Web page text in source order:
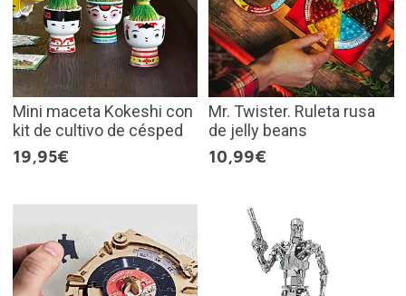
Mini maceta Kokeshi con
kit de cultivo de césped
19,95€
Mr. Twister. Ruleta rusa
de jelly beans
10,99€